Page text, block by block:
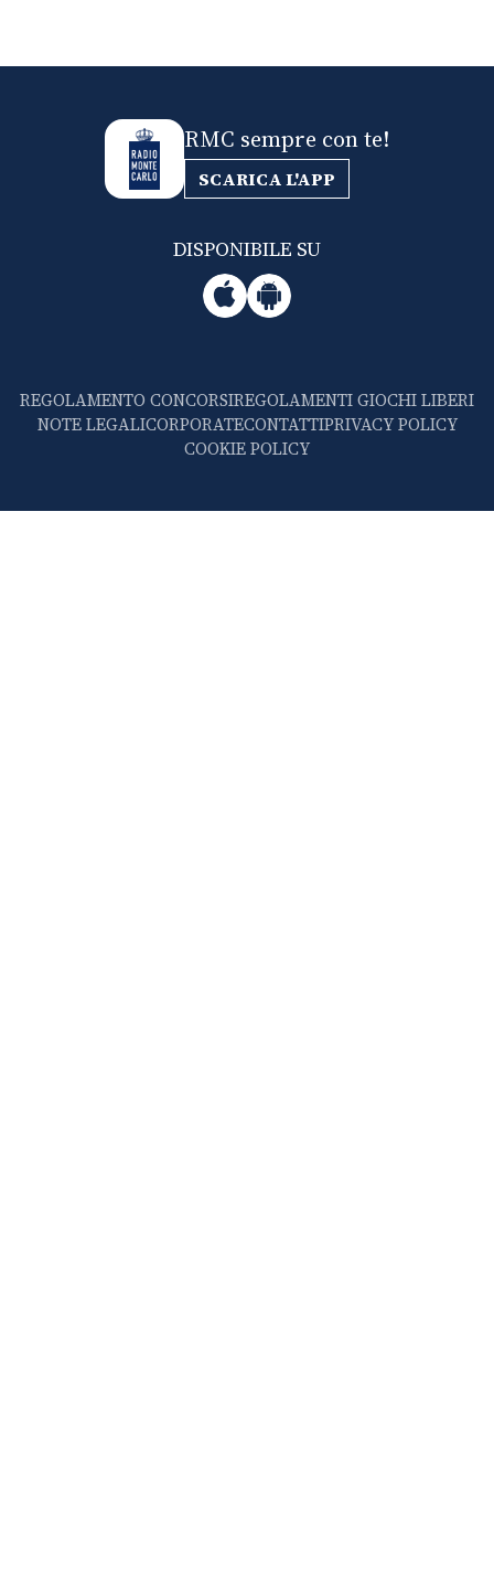
RMC sempre con te!
SCARICA L'APP
DISPONIBILE SU
REGOLAMENTO CONCORSIREGOLAMENTI GIOCHI LIBERI
NOTE LEGALICORPORATECONTATTIPRIVACY POLICY
COOKIE POLICY